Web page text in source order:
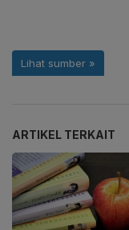
ARTIKEL TERKAIT